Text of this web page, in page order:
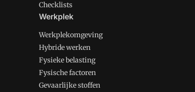
Checklists
Werkplek
Werkplekomgeving
Hybride werken
Fysieke belasting
Fysische factoren
Gevaarlijke stoffen